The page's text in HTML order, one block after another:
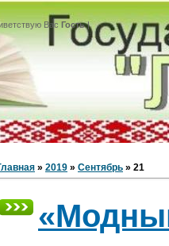
Вас Гость|
» 2019 » Сентябрь » 21